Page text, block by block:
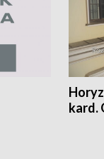
kard.